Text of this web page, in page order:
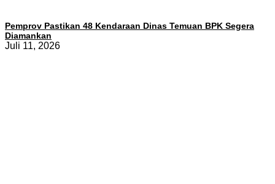
Pemprov Pastikan 48 Kendaraan Dinas Temuan BPK Segera
Diamankan
Juli 11, 2026